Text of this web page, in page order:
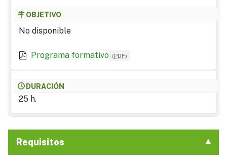
OBJETIVO
No disponible
Programa formativo (PDF)
DURACIÓN
25 h.
Requisitos